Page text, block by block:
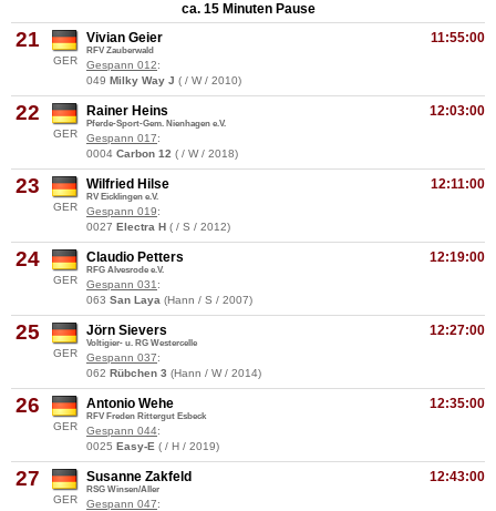
ca. 15 Minuten Pause
21
GER
11:55:00
Vivian Geier
RFV Zauberwald
Gespann 012:
049 Milky Way J ( / W / 2010)
22
GER
12:03:00
Rainer Heins
Pferde-Sport-Gem. Nienhagen e.V.
Gespann 017:
0004 Carbon 12 ( / W / 2018)
23
GER
12:11:00
Wilfried Hilse
RV Eicklingen e.V.
Gespann 019:
0027 Electra H ( / S / 2012)
24
GER
12:19:00
Claudio Petters
RFG Alvesrode e.V.
Gespann 031 :
063 San Laya (Hann / S / 2007)
25
GER
12:27:00
Jörn Sievers
Voltigier- u. RG Westercelle
Gespann 037:
062 Rübchen 3 (Hann / W / 2014)
26
GER
12:35:00
Antonio Wehe
RFV Freden Rittergut Esbeck
Gespann 044:
0025 Easy-E ( / H / 2019)
27
GER
12:43:00
Susanne Zakfeld
RSG Winsen/Aller
Gespann 047: